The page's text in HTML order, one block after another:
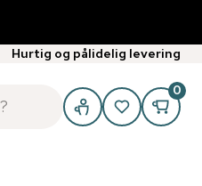
Hurtig og pålidelig levering
0